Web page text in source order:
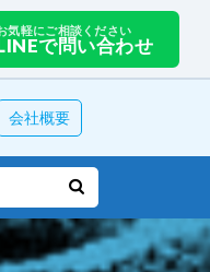
気軽にご相談ください
で問い合わせ
会社概要